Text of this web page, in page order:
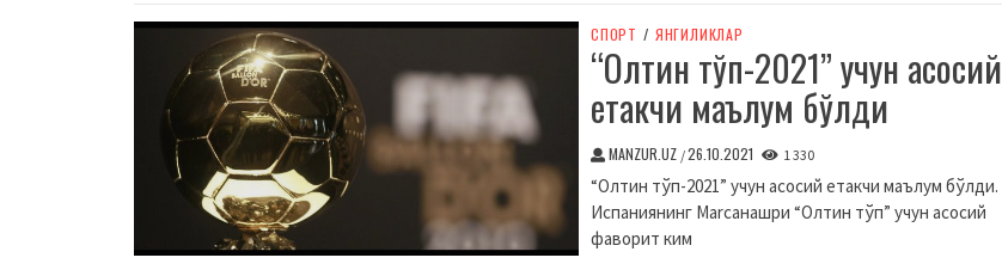
СПОРТ / ЯНГИЛИКЛАР
“Олтин тўп-2021” учун асосий
етакчи маълум бўлди
MANZUR.UZ /26.10.2021 1 330
“Олтин тўп-2021” учун асосий етакчи маълум бўлди.
Испаниянинг Marcaнашри “Олтин тўп” учун асосий
фаворит ким